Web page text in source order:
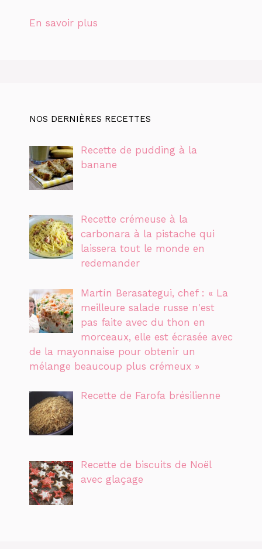
En savoir plus
NOS DERNIÈRES RECETTES
Recette de pudding à la
banane
Recette crémeuse à la
carbonara à la pistache qui
laissera tout le monde en
redemander
Martín Berasategui, chef : « La
meilleure salade russe n'est
pas faite avec du thon en
morceaux, elle est écrasée avec
de la mayonnaise pour obtenir un
mélange beaucoup plus crémeux »
Recette de Farofa brésilienne
Recette de biscuits de Noël
avec glaçage